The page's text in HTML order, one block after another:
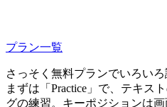
プラン一覧
さっそく無料プランでいろいろ
まずは「Practice」で、テキス
グの練習。キーポジションは